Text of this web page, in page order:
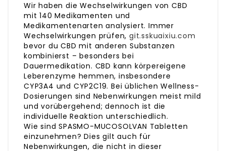
Wir haben die Wechselwirkungen von CBD
mit 140 Medikamenten und
Medikamentenarten analysiert. Immer
Wechselwirkungen prüfen,git.sskuaixiu.com
bevor du CBD mit anderen Substanzen
kombinierst – besonders bei
Dauermedikation. CBD kann körpereigene
Leberenzyme hemmen, insbesondere
CYP3A4 und CYP2C19. Bei üblichen Wellness-
Dosierungen sind Nebenwirkungen meist mild
und vorübergehend; dennoch ist die
individuelle Reaktion unterschiedlich.
Wie sind SPASMO-MUCOSOLVAN Tabletten
einzunehmen? Dies gilt auch für
Nebenwirkungen, die nicht in dieser